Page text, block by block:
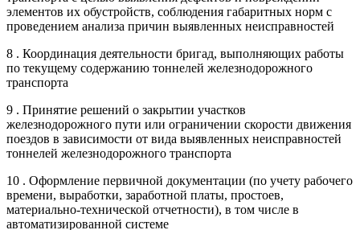
элементов их обустройств, соблюдения габаритных норм с
проведением анализа причин выявленных неисправностей
8 . Координация деятельности бригад, выполняющих работы
по текущему содержанию тоннелей железнодорожного
транспорта
9 . Принятие решений о закрытии участков
железнодорожного пути или ограничении скорости движения
поездов в зависимости от вида выявленных неисправностей
тоннелей железнодорожного транспорта
10 . Оформление первичной документации (по учету рабочего
времени, выработки, заработной платы, простоев,
материально-технической отчетности), в том числе в
автоматизированной системе